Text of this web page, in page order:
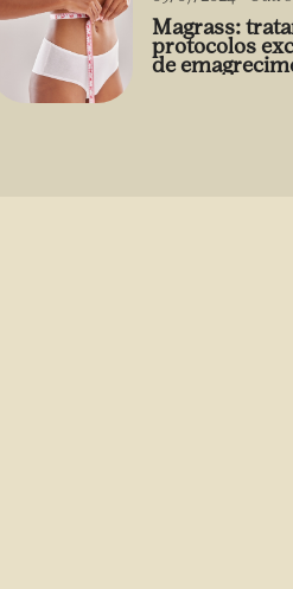
Magrass:
protocolos
de emagrecimento e
estética sem